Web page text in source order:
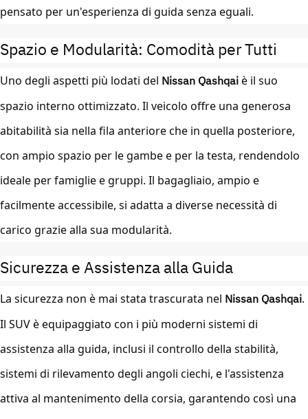
pensato per un'esperienza di guida senza eguali.
Spazio e Modularità: Comodità per Tutti
Uno degli aspetti più lodati del Nissan Qashqaiè il suo
spazio interno ottimizzato. Il veicolo offre una generosa
abitabilità sia nella fila anteriore che in quella posteriore,
con ampio spazio per le gambe e per la testa, rendendolo
ideale per famiglie e gruppi. Il bagagliaio, ampio e
facilmente accessibile, si adatta a diverse necessità di
carico grazie alla sua modularità.
Sicurezza e Assistenza alla Guida
La sicurezza non è mai stata trascurata nel Nissan Qashqai.
Il SUV è equipaggiato con i più moderni sistemi di
assistenza alla guida, inclusi il controllo della stabilità,
sistemi di rilevamento degli angoli ciechi, e l'assistenza
attiva al mantenimento della corsia, garantendo così una